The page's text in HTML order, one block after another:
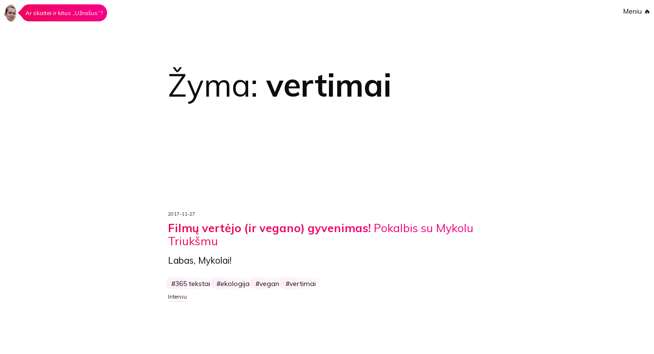
Ar skaitei ir kitus „Užrašus“? Meniu 🔥
Žyma: vertimai
2017-11-27
Filmų vertėjo (ir vegano) gyvenimas! Pokalbis su Mykolu
Triukšmu
Labas, Mykolai!
365 tekstai ekologija vegan vertimai
Interviu